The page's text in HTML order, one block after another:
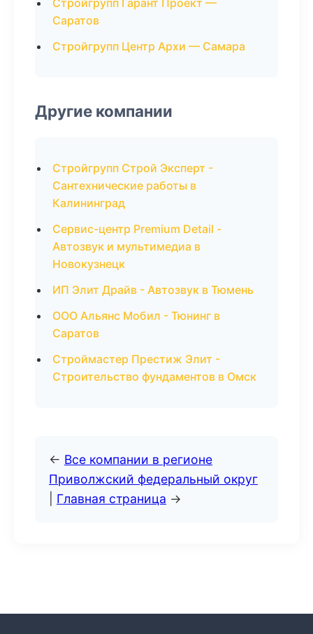
Стройгрупп Гарант Проект —
Саратов
Стройгрупп Центр Архи — Самара
Другие компании
Стройгрупп Строй Эксперт -
Сантехнические работы в
Калининград
Сервис-центр Premium Detail -
Автозвук и мультимедиа в
Новокузнецк
ИП Элит Драйв - Автозвук в Тюмень
ООО Альянс Мобил - Тюнинг в
Саратов
Строймастер Престиж Элит -
Строительство фундаментов в Омск
← Все компании в регионе
Приволжский федеральный округ
Главная страница →